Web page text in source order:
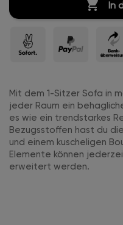
 In
Mit dem 1-Sitzer Sofa in
jeder Raum ein
es wie ein trendstarkes
Bezugsstoffen hast du
und einem kuscheligen
Elemente können
erweitert werden.